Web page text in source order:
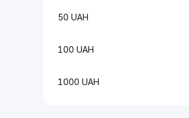
50 UAH
100 UAH
1000 UAH